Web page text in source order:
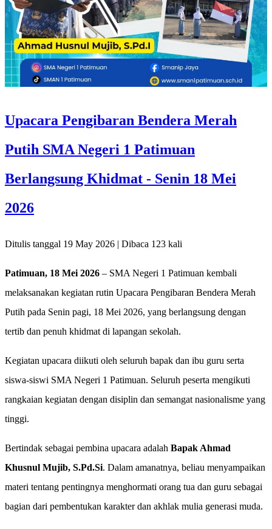
Upacara Pengibaran Bendera Merah
Putih SMA Negeri 1 Patimuan
Berlangsung Khidmat - Senin 18 Mei
2026
Ditulis tanggal 19 May 2026 | Dibaca 123 kali
Patimuan, 18 Mei 2026 – SMA Negeri 1 Patimuan kembali
melaksanakan kegiatan rutin Upacara Pengibaran Bendera Merah
Putih pada Senin pagi, 18 Mei 2026, yang berlangsung dengan
tertib dan penuh khidmat di lapangan sekolah.
Kegiatan upacara diikuti oleh seluruh bapak dan ibu guru serta
siswa-siswi SMA Negeri 1 Patimuan. Seluruh peserta mengikuti
rangkaian kegiatan dengan disiplin dan semangat nasionalisme yang
tinggi.
Bertindak sebagai pembina upacara adalah Bapak Ahmad
Khusnul Mujib, S.Pd.Si. Dalam amanatnya, beliau menyampaikan
materi tentang pentingnya menghormati orang tua dan guru sebagai
bagian dari pembentukan karakter dan akhlak mulia generasi muda.